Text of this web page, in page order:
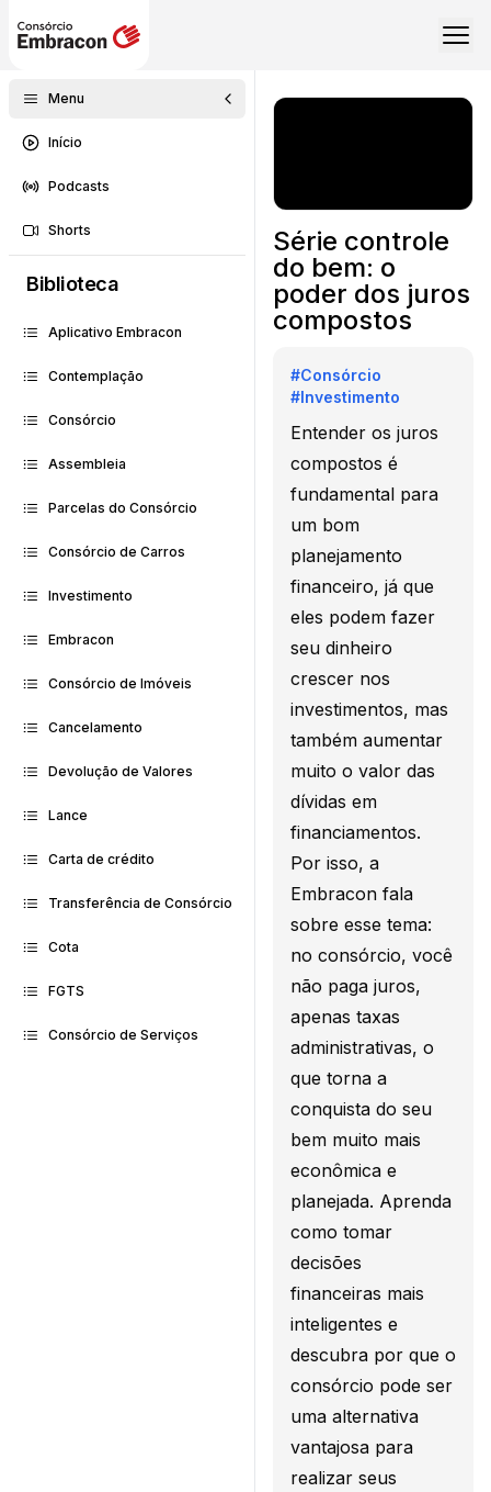
Menu
Início
Podcasts
Shorts
Biblioteca
Aplicativo Embracon
Contemplação
Consórcio
Assembleia
Parcelas do Consórcio
Consórcio de Carros
Investimento
Embracon
Consórcio de Imóveis
Cancelamento
Devolução de Valores
Lance
Carta de crédito
Transferência de Consórcio
Cota
FGTS
Consórcio de Serviços
Série controle
do bem: o
poder dos juros
compostos
#Consórcio
#Investimento
Entender os juros
compostos é
fundamental para
um bom
planejamento
financeiro, já que
eles podem fazer
seu dinheiro
crescer nos
investimentos, mas
também aumentar
muito o valor das
dívidas em
financiamentos.
Por isso, a
Embracon fala
sobre esse tema:
no consórcio, você
não paga juros,
apenas taxas
administrativas, o
que torna a
conquista do seu
bem muito mais
econômica e
planejada. Aprenda
como tomar
decisões
financeiras mais
inteligentes e
descubra por que o
consórcio pode ser
uma alternativa
vantajosa para
realizar seus